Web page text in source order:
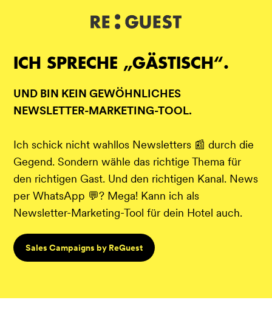
ICH SPRECHE „GÄSTISCH“.
UND BIN KEIN GEWÖHNLICHES
NEWSLETTER-MARKETING-TOOL.
Ich schick nicht wahllos Newsletters 📰 durch die
Gegend. Sondern wähle das richtige Thema für
den richtigen Gast. Und den richtigen Kanal. News
per WhatsApp 💬? Mega! Kann ich als
Newsletter-Marketing-Tool für dein Hotel auch.
Sales Campaigns by ReGuest